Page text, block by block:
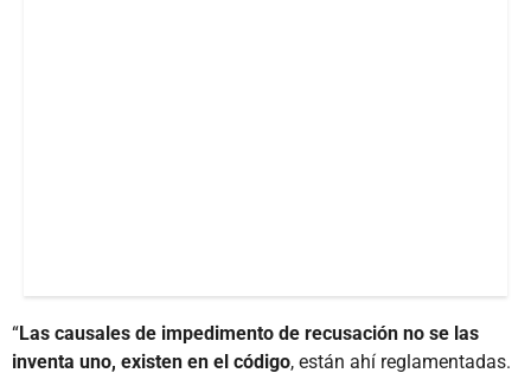
“Las causales de impedimento de recusación no se las
inventa uno, existen en el código, están ahí reglamentadas.